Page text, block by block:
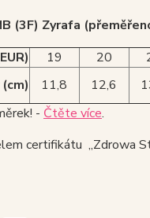
(3F) Zyrafa
19 20
11,8 12,6
- Čtěte více.
certifikátu „Zdrowa